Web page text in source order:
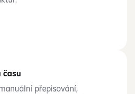
času
přepisování,